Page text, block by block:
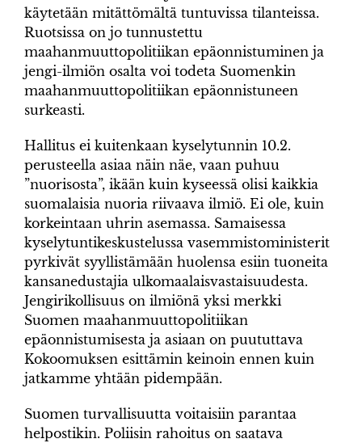
käytetään mitättömältä tuntuvissa tilanteissa.
Ruotsissa on jo tunnustettu
maahanmuuttopolitiikan epäonnistuminen ja
jengi-ilmiön osalta voi todeta Suomenkin
maahanmuuttopolitiikan epäonnistuneen
surkeasti.
Hallitus ei kuitenkaan kyselytunnin 10.2.
perusteella asiaa näin näe, vaan puhuu
”nuorisosta”, ikään kuin kyseessä olisi kaikkia
suomalaisia nuoria riivaava ilmiö. Ei ole, kuin
korkeintaan uhrin asemassa. Samaisessa
kyselytuntikeskustelussa vasemmistoministerit
pyrkivät syyllistämään huolensa esiin tuoneita
kansanedustajia ulkomaalaisvastaisuudesta.
Jengirikollisuus on ilmiönä yksi merkki
Suomen maahanmuuttopolitiikan
epäonnistumisesta ja asiaan on puututtava
Kokoomuksen esittämin keinoin ennen kuin
jatkamme yhtään pidempään.
Suomen turvallisuutta voitaisiin parantaa
helpostikin. Poliisin rahoitus on saatava